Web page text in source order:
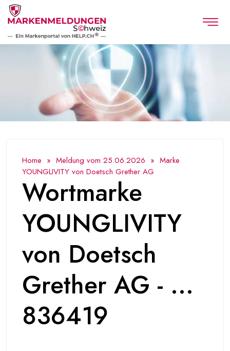
Home » Meldung vom 25.06.2026 » Marke
YOUNGLIVITY von Doetsch Grether AG
Wortmarke
YOUNGLIVITY
von Doetsch
Grether AG - ...
836419